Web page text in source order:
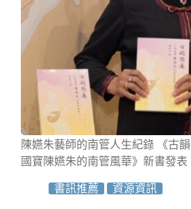
陳嬿朱藝師的南管人生紀錄 《古
國寶陳嬿朱的南管風華》新書發表
書訊推薦 資源資訊